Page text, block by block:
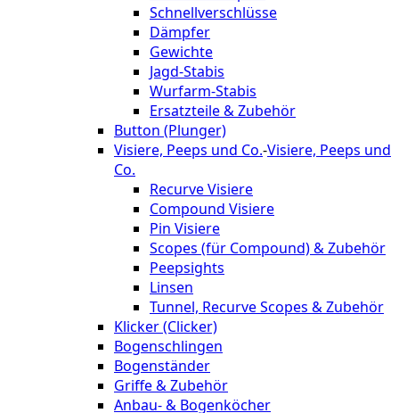
Schnellverschlüsse
Dämpfer
Gewichte
Jagd-Stabis
Wurfarm-Stabis
Ersatzteile & Zubehör
Button (Plunger)
Visiere, Peeps und Co.-Visiere, Peeps und
Co.
Recurve Visiere
Compound Visiere
Pin Visiere
Scopes (für Compound) & Zubehör
Peepsights
Linsen
Tunnel, Recurve Scopes & Zubehör
Klicker (Clicker)
Bogenschlingen
Bogenständer
Griffe & Zubehör
Anbau- & Bogenköcher